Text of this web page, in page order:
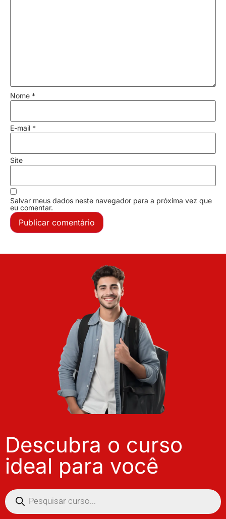
Nome *
E-mail *
Site
Salvar meus dados neste navegador para a próxima vez que
eu comentar.
Descubra o curso
ideal para você